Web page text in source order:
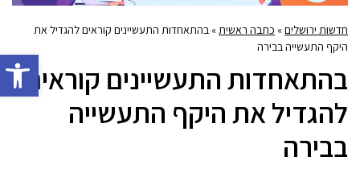
פתח
חדשות ירושלים» כתבה ראשית» בהתאחדות התעשיינים קוראים להגדיל את
היקף התעשייה בבירה
בהתאחדות התעשיינים קוראים
להגדיל את היקף התעשייה
בבירה